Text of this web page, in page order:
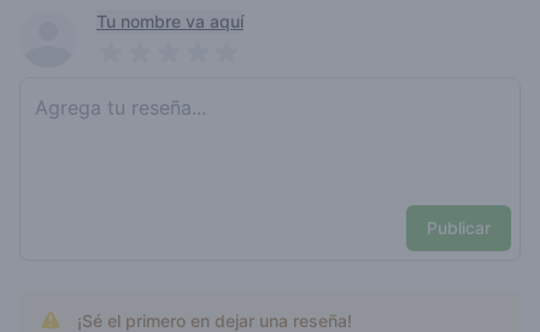
Recent reviewsTu nombre va aquí
Publicar
¡Sé el primero en dejar una reseña!